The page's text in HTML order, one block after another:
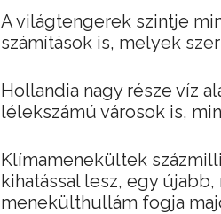
A világtengerek szintje
számítások is, melyek
Hollandia nagy része víz
lélekszámú városok is,
Klímamenekültek
kihatással lesz, egy
menekülthullám fogja